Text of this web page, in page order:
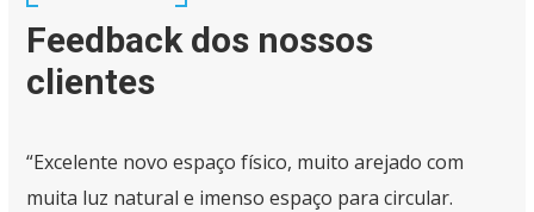
Feedback dos nossos
clientes
“Excelente novo espaço físico, muito arejado com
muita luz natural e imenso espaço para circular.